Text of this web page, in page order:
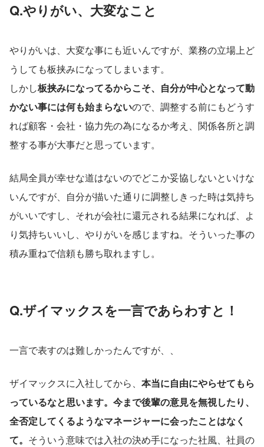
Q.やりがい、大変なこと
やりがいは、大変な事にも近いんですが、業務の立場上ど
うしても板挟みになってしまいます。
しかし板挟みになってるからこそ、自分が中心となって動
かない事には何も始まらないので、調整する前にもどうす
れば顧客・会社・協力先の為になるか考え、関係各所と調
整する事が大事だと思っています。
結局全員が幸せな道はないのでどこか妥協しないといけな
いんですが、自分が描いた通りに調整しきった時は気持ち
がいいですし、それが会社に還元される結果になれば、よ
り気持ちいいし、やりがいを感じますね。そういった事の
積み重ねで信頼も勝ち取れますし。
Q.ザイマックスを一言であらわすと！
一言で表すのは難しかったんですが、、
ザイマックスに入社してから、 本当に自由にやらせてもら
っているなと思います。今まで後輩の意見を無視したり、
全否定してくるようなマネージャーに会ったことはなく
て。 そういう意味では入社の決め手になった社風、社員の